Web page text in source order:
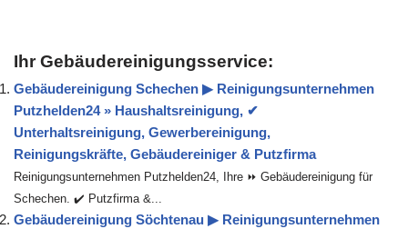
Ihr Gebäudereinigungsservice:
Gebäudereinigung Schechen ▶︎ Reinigungsunternehmen
Putzhelden24 » Haushaltsreinigung, ✔
Unterhaltsreinigung, Gewerbereinigung,
Reinigungskräfte, Gebäudereiniger & Putzfirma
Reinigungsunternehmen Putzhelden24, Ihre ⏩ Gebäudereinigung für
Schechen. ✔️ Putzfirma &...
Gebäudereinigung Söchtenau ▶︎ Reinigungsunternehmen